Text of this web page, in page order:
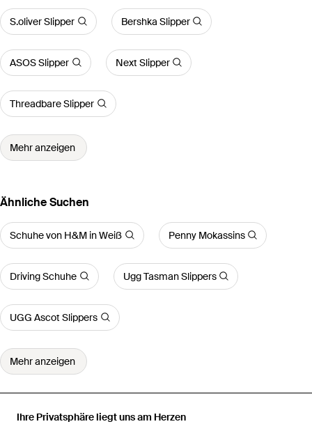
Ihre Privatsphäre liegt uns am Herzen
S.oliver Slipper Bershka Slipper
ASOS Slipper Next Slipper
Threadbare Slipper
Mehr anzeigen
Ähnliche Suchen
Schuhe von H&M in Weiß Penny Mokassins
Driving Schuhe Ugg Tasman Slippers
UGG Ascot Slippers
Mehr anzeigen